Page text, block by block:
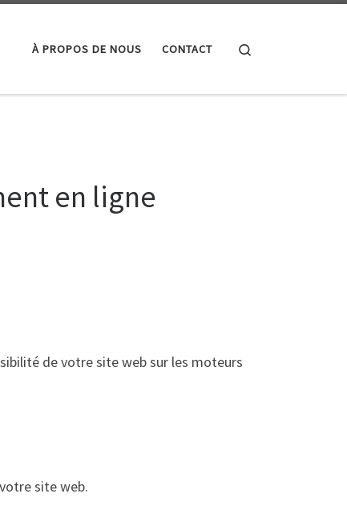
À PROPOS DE NOUS CONTACT
en ligne
de votre site web sur les moteurs
site web.